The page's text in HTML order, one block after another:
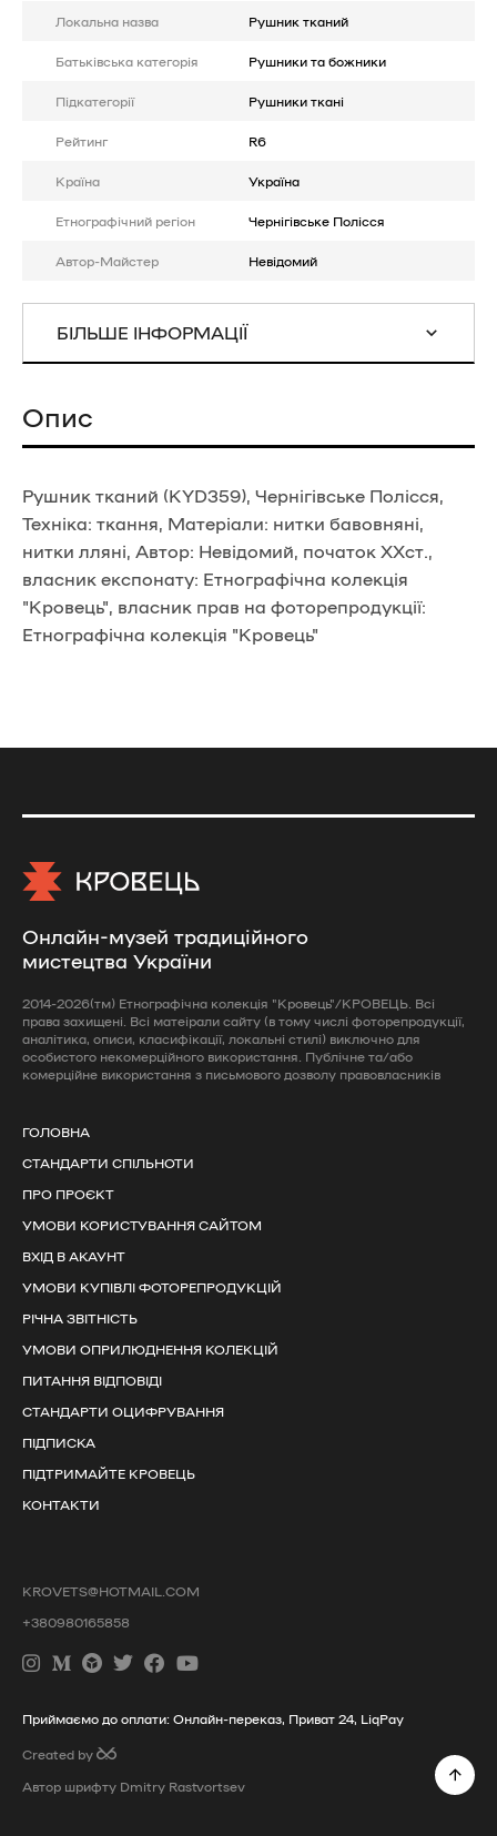
Локальна назва Рушник тканий
Батькiвська категорія Рушники та божники
Підкатегорії Рушники ткані
Рейтинг R6
Країна Україна
Етнографічний регіон Чернігівське Полісся
Автор-Майстер Невідомий
БІЛЬШЕ ІНФОРМАЦІЇ
Опис
Рушник тканий (KYD359), Чернігівське Полісся,
Техніка: ткання, Матеріали: нитки бавовняні,
нитки лляні, Автор: Невідомий, початок ХХст.,
власник експонату: Етнографічна колекція
"Кровець", власник прав на фоторепродукції:
Етнографічна колекція "Кровець"
Онлайн-музей традиційного
мистецтва України
2014-2026(тм) Етнографічна колекція "Кровець"/КРОВЕЦЬ. Всі
права захищені. Всі матеірали сайту (в тому числі фоторепродукції,
аналітика, описи, класифікації, локальні стилі) виключно для
особистого некомерційного використання. Публічне та/або
комерційне використання з письмового дозволу правовласників
ГОЛОВНА
СТАНДАРТИ СПІЛЬНОТИ
ПРО ПРОЄКТ
УМОВИ КОРИСТУВАННЯ САЙТОМ
ВХІД В АКАУНТ
УМОВИ КУПІВЛІ ФОТОРЕПРОДУКЦІЙ
РІЧНА ЗВІТНІСТЬ
УМОВИ ОПРИЛЮДНЕННЯ КОЛЕКЦІЙ
ПИТАННЯ ВІДПОВІДІ
СТАНДАРТИ ОЦИФРУВАННЯ
ПІДПИСКА
ПІДТРИМАЙТЕ КРОВЕЦЬ
КОНТАКТИ
KROVETS@HOTMAIL.COM
+380980165858
Приймаємо до оплати: Онлайн-переказ, Приват 24, LiqPay
Created by
Автор шрифту Dmitry Rastvortsev